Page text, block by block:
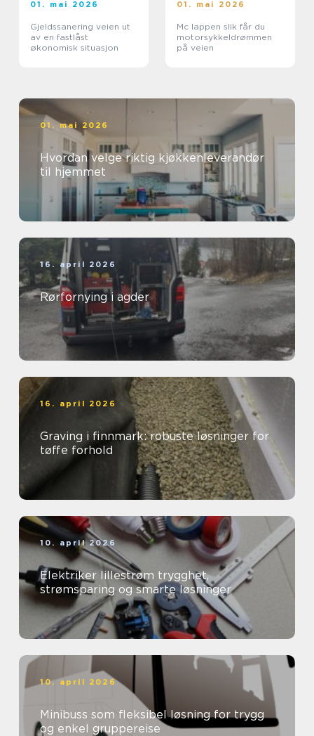
01. mai 2026
Gjeldssanering veien ut
av en fastlåst
økonomisk situasjon
01. mai 2026
Mc lappen slik får du
motorsykkeldrømmen
på veien
01. mai 2026
Hvordan velge riktig kjøkkenleverandør
til hjemmet
16. april 2026
Rørfornying i agder
16. april 2026
Graving i finnmark: robuste løsninger for
tøffe forhold
10. april 2026
Elektriker lillestrøm trygghet,
strømsparing og smarte løsninger
10. april 2026
Minibuss som fleksibel løsning for trygg
og enkel gruppereise